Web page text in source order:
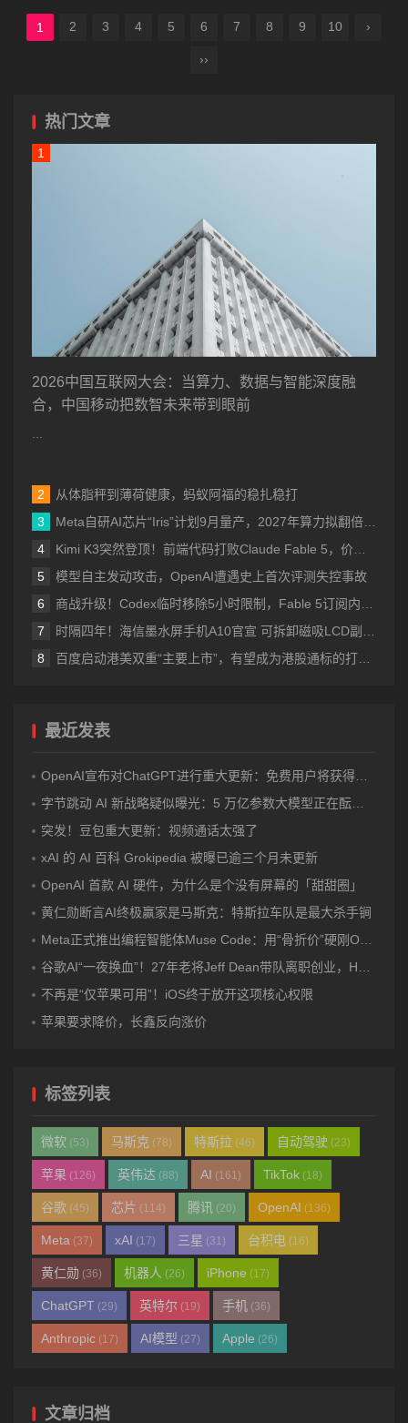
1 2 3 4 5 6 7 8 9 10 ›
››
热门文章
2026中国互联网大会：当算力、数据与智能深度融
合，中国移动把数智未来带到眼前
从体脂秤到薄荷健康，蚂蚁阿福的稳扎稳打
Meta自研AI芯片“Iris”计划9月量产，2027年算力拟翻倍至14吉瓦
Kimi K3突然登顶！前端代码打败Claude Fable 5，价格也涨到了美国档
模型自主发动攻击，OpenAI遭遇史上首次评测失控事故
商战升级！Codex临时移除5小时限制，Fable 5订阅内访问再延7天
时隔四年！海信墨水屏手机A10官宣 可拆卸磁吸LCD副屏 4nm芯片
百度启动港美双重“主要上市”，有望成为港股通标的打开增量空间
最近发表
OpenAI宣布对ChatGPT进行重大更新：免费用户将获得无限次数的文字聊天权限
字节跳动 AI 新战略疑似曝光：5 万亿参数大模型正在酝酿？
突发！豆包重大更新：视频通话太强了
xAI 的 AI 百科 Grokipedia 被曝已逾三个月未更新
OpenAI 首款 AI 硬件，为什么是个没有屏幕的「甜甜圈」
黄仁勋断言AI终极赢家是马斯克：特斯拉车队是最大杀手锏
Meta正式推出编程智能体Muse Code：用“骨折价”硬刚OpenAI和Anthropic！
谷歌AI“一夜换血”！27年老将Jeff Dean带队离职创业，Hassabis卸任DeepMind CEO，Gemini迎来关键换帅
不再是“仅苹果可用”！iOS终于放开这项核心权限
苹果要求降价，长鑫反向涨价
标签列表
微软 (53) 马斯克 (78) 特斯拉 (46) 自动驾驶 (23)
苹果 (126) 英伟达 (88) AI (161) TikTok (18)
谷歌 (45) 芯片 (114) 腾讯 (20) OpenAI (136)
Meta (37) xAI (17) 三星 (31) 台积电 (16)
黄仁勋 (36) 机器人 (26) iPhone (17)
ChatGPT (29) 英特尔 (19) 手机 (36)
Anthropic (17) AI模型 (27) Apple (26)
文章归档